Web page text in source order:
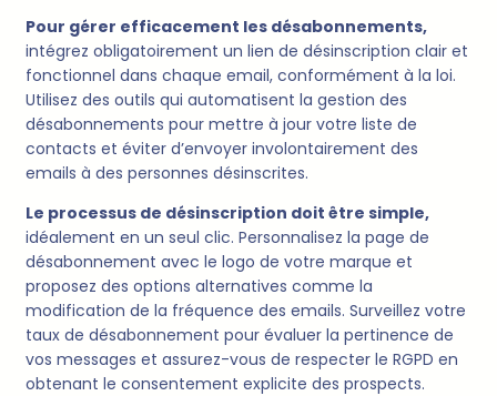
Pour gérer efficacement les désabonnements,
intégrez obligatoirement un lien de désinscription clair et
fonctionnel dans chaque email, conformément à la loi.
Utilisez des outils qui automatisent la gestion des
désabonnements pour mettre à jour votre liste de
contacts et éviter d’envoyer involontairement des
emails à des personnes désinscrites.
Le processus de désinscription doit être simple,
idéalement en un seul clic. Personnalisez la page de
désabonnement avec le logo de votre marque et
proposez des options alternatives comme la
modification de la fréquence des emails. Surveillez votre
taux de désabonnement pour évaluer la pertinence de
vos messages et assurez-vous de respecter le RGPD en
obtenant le consentement explicite des prospects.